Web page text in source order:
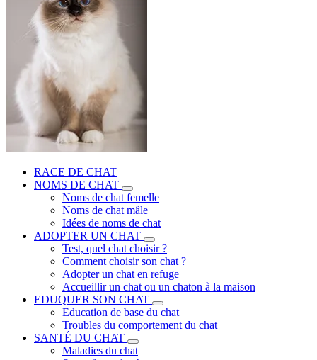
RACE DE CHAT
NOMS DE CHAT
Noms de chat femelle
Noms de chat mâle
Idées de noms de chat
ADOPTER UN CHAT
Test, quel chat choisir ?
Comment choisir son chat ?
Adopter un chat en refuge
Accueillir un chat ou un chaton à la maison
EDUQUER SON CHAT
Education de base du chat
Troubles du comportement du chat
SANTÉ DU CHAT
Maladies du chat